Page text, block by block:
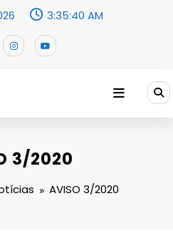
3:35:40 AM
3/2020
AVISO 3/2020